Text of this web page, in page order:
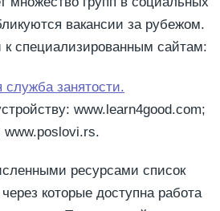
вакансии за рубежом.
к специализированным сайтам:
служба занятости.
www.learn4good.com;
ресурсами список
которые доступна работа